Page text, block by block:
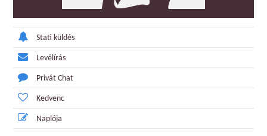
Stati küldés
Levélírás
Privát Chat
Kedvenc
Naplója